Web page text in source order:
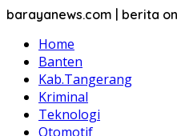
barayanews.com | berita
Home
Banten
Kab.Tangerang
Kriminal
Teknologi
Otomotif